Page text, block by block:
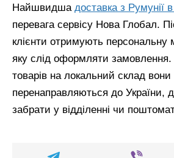
Найшвидша доставка з Румунії
перевага сервісу Нова Глобал.
клієнти отримують персональну
яку слід оформляти замовлення.
товарів на локальний склад вони
перенаправляються до України,
забрати у відділенні чи